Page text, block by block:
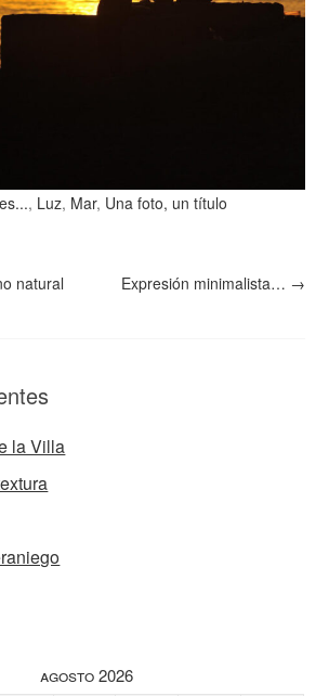
, Luz, Mar, Una foto, un título
natural Expresión minimalista… →
la Villa
agosto 2026